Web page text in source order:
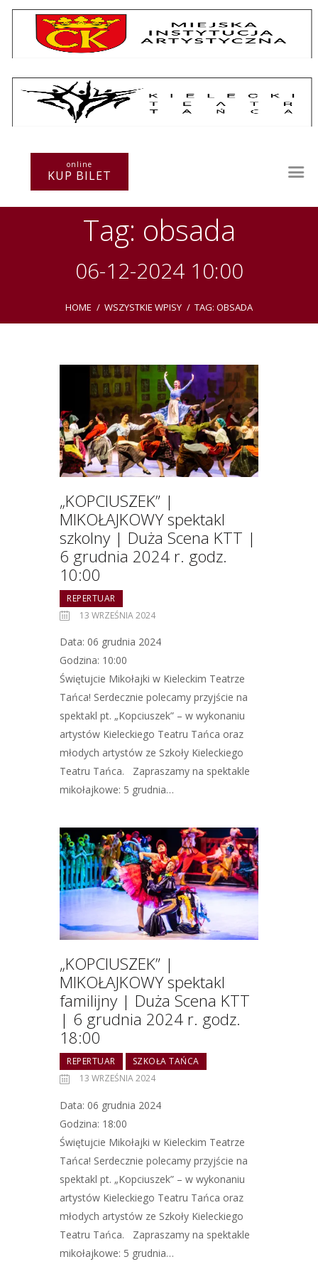
online
KUP BILET
Tag: obsada
06-12-2024 10:00
HOME WSZYSTKIE WPISY TAG: OBSADA
Repertuar
Teatr / Zespół
Przestrzenie Sztuki
Festiwal
Kurs instruktorski
„KOPCIUSZEK” |
MIKOŁAJKOWY spektakl
szkolny | Duża Scena KTT |
6 grudnia 2024 r. godz.
10:00
REPERTUAR
13 WRZEŚNIA 2024
Data: 06 grudnia 2024
Godzina: 10:00
Świętujcie Mikołajki w Kieleckim Teatrze
Tańca! Serdecznie polecamy przyjście na
spektakl pt. „Kopciuszek” – w wykonaniu
artystów Kieleckiego Teatru Tańca oraz
młodych artystów ze Szkoły Kieleckiego
Teatru Tańca. Zapraszamy na spektakle
mikołajkowe: 5 grudnia…
„KOPCIUSZEK” |
MIKOŁAJKOWY spektakl
familijny | Duża Scena KTT
| 6 grudnia 2024 r. godz.
18:00
REPERTUAR
SZKOŁA TAŃCA
13 WRZEŚNIA 2024
Data: 06 grudnia 2024
Godzina: 18:00
Świętujcie Mikołajki w Kieleckim Teatrze
Tańca! Serdecznie polecamy przyjście na
spektakl pt. „Kopciuszek” – w wykonaniu
artystów Kieleckiego Teatru Tańca oraz
młodych artystów ze Szkoły Kieleckiego
Teatru Tańca. Zapraszamy na spektakle
mikołajkowe: 5 grudnia…